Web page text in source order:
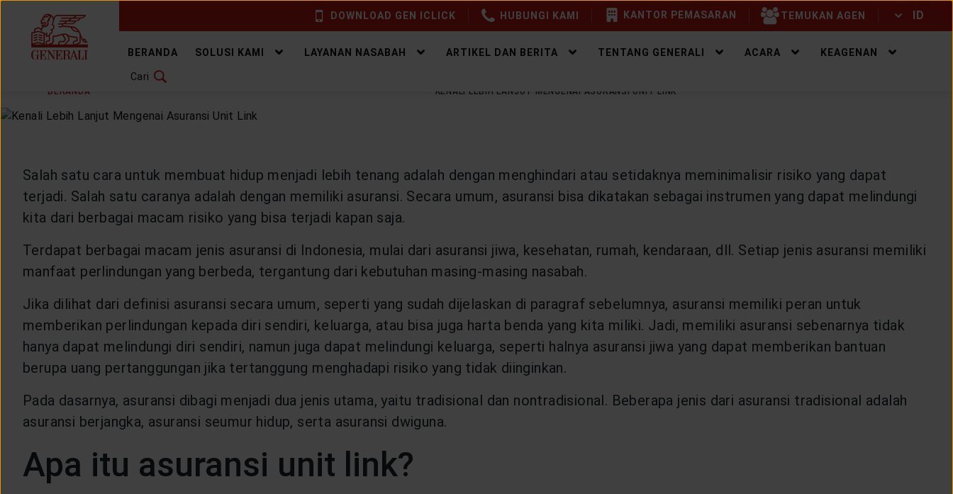
DOWNLOAD GEN ICLICK HUBUNGI KAMI KANTOR PEMASARAN TEMUKAN AGEN ID
BERANDA SOLUSI KAMI LAYANAN NASABAH ARTIKEL DAN BERITA TENTANG GENERALI ACARA KEAGENAN
Cari
BERANDA KENALI LEBIH LANJUT MENGENAI ASURANSI UNIT LINK
SELASA, 31 MEI 2022
Salah satu cara untuk membuat hidup menjadi lebih tenang adalah dengan menghindari atau setidaknya meminimalisir risiko yang dapat
terjadi. Salah satu caranya adalah dengan memiliki asuransi. Secara umum, asuransi bisa dikatakan sebagai instrumen yang dapat melindungi
kita dari berbagai macam risiko yang bisa terjadi kapan saja.
Terdapat berbagai macam jenis asuransi di Indonesia, mulai dari asuransi jiwa, kesehatan, rumah, kendaraan, dll. Setiap jenis asuransi memiliki
manfaat perlindungan yang berbeda, tergantung dari kebutuhan masing-masing nasabah.
Jika dilihat dari definisi asuransi secara umum, seperti yang sudah dijelaskan di paragraf sebelumnya, asuransi memiliki peran untuk
memberikan perlindungan kepada diri sendiri, keluarga, atau bisa juga harta benda yang kita miliki. Jadi, memiliki asuransi sebenarnya tidak
hanya dapat melindungi diri sendiri, namun juga dapat melindungi keluarga, seperti halnya asuransi jiwa yang dapat memberikan bantuan
berupa uang pertanggungan jika tertanggung menghadapi risiko yang tidak diinginkan.
Pada dasarnya, asuransi dibagi menjadi dua jenis utama, yaitu tradisional dan nontradisional. Beberapa jenis dari asuransi tradisional adalah
asuransi berjangka, asuransi seumur hidup, serta asuransi dwiguna.
Apa itu asuransi unit link?
GANTI BAHASA ID EN
DOWNLOAD GEN ICLICK
HUBUNGI KAMI
TEMUKAN AGEN
SOLUSI KAMI
LAYANAN NASABAH
ARTIKEL DAN BERITA
TENTANG GENERALI
ACARA